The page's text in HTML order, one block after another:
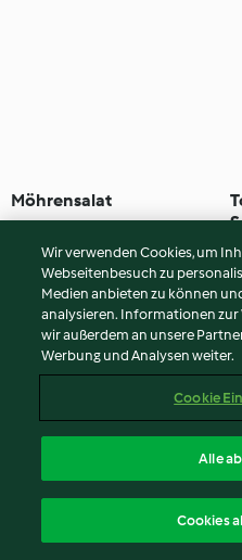
Möhrensalat
(1.5K) 10 Min
Wir verwenden Cookies, um
Webseitenbesuch zu
Medien anbieten zu können
analysieren. Informationen
wir außerdem an unsere
Werbung und Analysen weiter.
Cookie
Alle
Cookies